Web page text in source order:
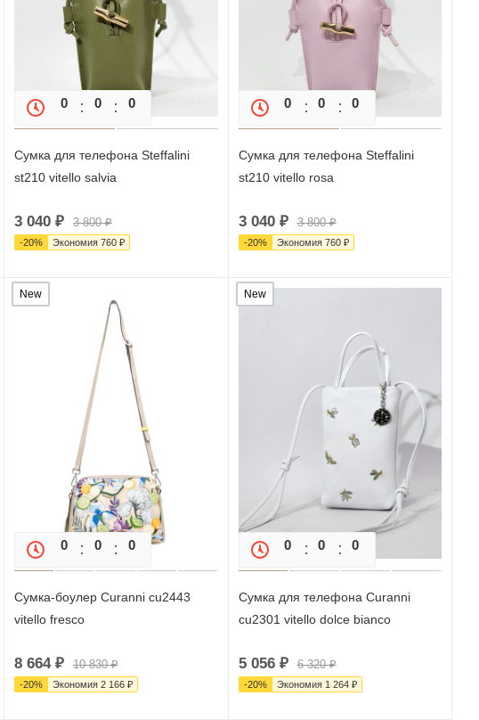
0 0 0
Сумка для телефона Steffalini
st210 vitello salvia
3 040 ₽ 3 800₽
-20% Экономия 760 ₽
0 0 0
Сумка для телефона Steffalini
st210 vitello rosa
3 040₽ 3 800₽
-20% Экономия 760₽
New
0 0 0 0
Сумка-боулер Curanni cu2443
vitello fresco
8 664₽ 10 830₽
-20% Экономия 2 166 ₽
New
0 0 0
Сумка для телефона Curanni
cu2301 vitello dolce bianco
5 056₽ 6 320₽
-20% Экономия 1 264₽